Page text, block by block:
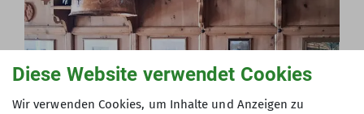
Diese Website verwendet Cookies
Wir verwenden Cookies, um Inhalte und Anzeigen zu